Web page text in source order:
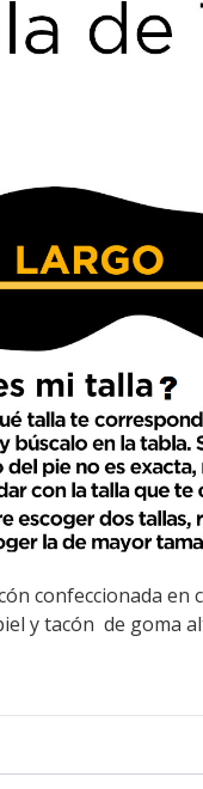
confeccionada
y tacón de goma